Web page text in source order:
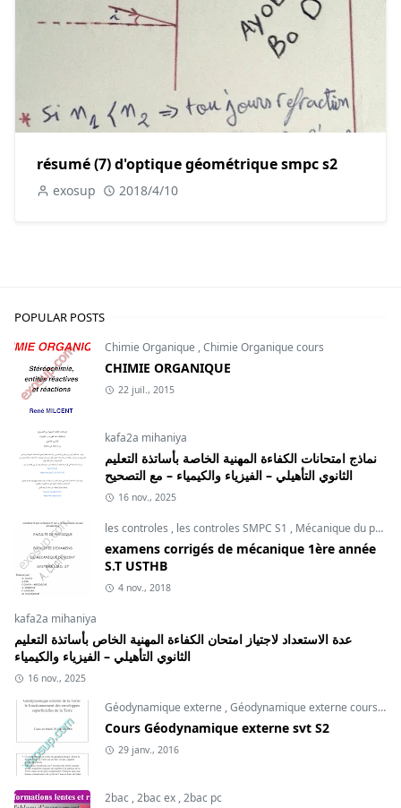
résumé (7) d'optique géométrique smpc s2
exosup 2018/4/10
POPULAR POSTS
Chimie Organique ,Chimie Organique cours
CHIMIE ORGANIQUE
22 juil., 2015
kafa2a mihaniya
نماذج امتحانات الكفاءة المهنية الخاصة بأساتذة التعليم
الثانوي التأهيلي – الفيزياء والكيمياء – مع التصحيح
16 nov., 2025
les controles , les controles SMPC S1 , Mécanique du point
examens corrigés de mécanique 1ère année
S.T USTHB
4 nov., 2018
kafa2a mihaniya
عدة الاستعداد لاجتياز امتحان الكفاءة المهنية الخاص بأساتذة التعليم
الثانوي التأهيلي – الفيزياء والكيمياء
16 nov., 2025
Géodynamique externe ,Géodynamique externe cours ,
Cours Géodynamique externe svt S2
29 janv., 2016
2bac ,2bac ex ,2bac pc